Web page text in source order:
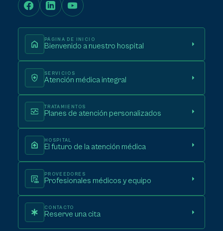
PÁGINA DE INICIO
Bienvenido a nuestro hospital
SERVICIOS
Atención médica integral
TRATAMIENTOS
Planes de atención personalizados
HOSPITAL
El futuro de la atención médica
PROVEEDORES
Profesionales médicos y equipo
CONTACTO
Reserve una cita